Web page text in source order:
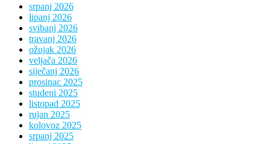
srpanj 2026
lipanj 2026
svibanj 2026
travanj 2026
ožujak 2026
veljača 2026
siječanj 2026
prosinac 2025
studeni 2025
listopad 2025
rujan 2025
kolovoz 2025
srpanj 2025